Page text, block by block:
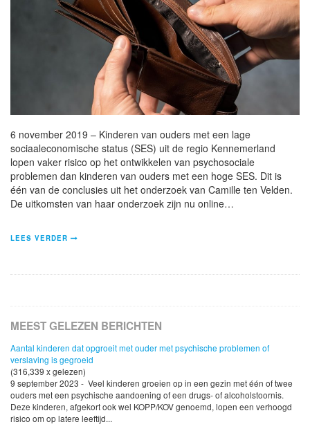
6 november 2019 – Kinderen van ouders met een lage
sociaaleconomische status (SES) uit de regio Kennemerland
lopen vaker risico op het ontwikkelen van psychosociale
problemen dan kinderen van ouders met een hoge SES. Dit is
één van de conclusies uit het onderzoek van Camille ten Velden.
De uitkomsten van haar onderzoek zijn nu online…
LEES VERDER
MEEST GELEZEN BERICHTEN
Aantal kinderen dat opgroeit met ouder met psychische problemen of
verslaving is gegroeid
(316,339 x gelezen)
9 september 2023 - Veel kinderen groeien op in een gezin met één of twee
ouders met een psychische aandoening of een drugs- of alcoholstoornis.
Deze kinderen, afgekort ook wel KOPP/KOV genoemd, lopen een verhoogd
risico om op latere leeftijd...